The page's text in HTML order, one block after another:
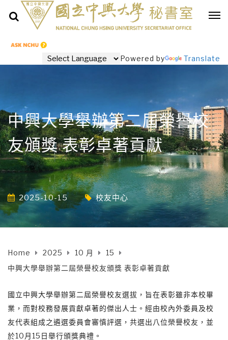
Powered by Translate
中興大學舉辦第二屆榮譽校
友頒獎 表彰卓著貢獻
2025-10-15 校友中心
Home 2025 10 月
15
中興大學舉辦第二屆榮譽校友頒獎 表彰卓著貢獻
國立中興大學舉辦第二屆榮譽校友選拔，旨在表彰雖非本校畢
業，而對校務發展貢獻卓著的傑出人士。經由校內外委員及校
友代表組成之遴選委員會審慎評選，共選出八位榮譽校友，並
於10月15日舉行頒獎典禮。